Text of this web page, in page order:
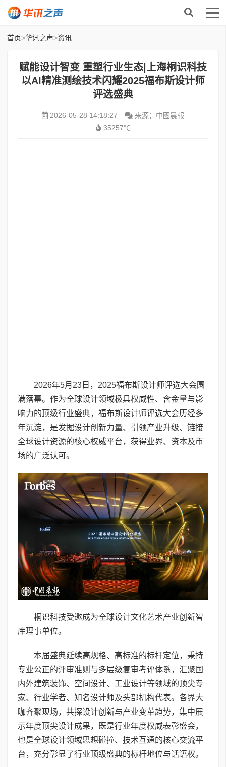
首页>华讯之声>资讯
赋能设计智变 重塑行业生态|上海桐识科技
以AI精准测绘技术闪耀2025福布斯设计师
评选盛典
2026-05-28 14:18:27
来源：中國晨報
35257℃
2026年5月23日，2025福布斯设计师评选大会圆
满落幕。作为全球设计领域极具权威性、含金量与影
响力的顶级行业盛典，福布斯设计师评选大会历经多
年沉淀，是发掘设计创新力量、引领产业升级、链接
全球设计资源的核心权威平台，获得业界、资本及市
场的广泛认可。
桐识科技受邀成为全球设计文化艺术产业创新智
库理事单位。
本届盛典延续高规格、高标准的标杆定位，秉持
专业公正的评审准则与多层级复审考评体系，汇聚国
内外建筑装饰、空间设计、工业设计等领域的顶尖专
家、行业学者、知名设计师及头部机构代表。各界大
咖齐聚现场，共探设计创新与产业变革趋势，集中展
示年度顶尖设计成果，既是行业年度权威表彰盛会，
也是全球设计领域思想碰撞、技术互通的核心交流平
台，充分彰显了行业顶级盛典的标杆地位与话语权。